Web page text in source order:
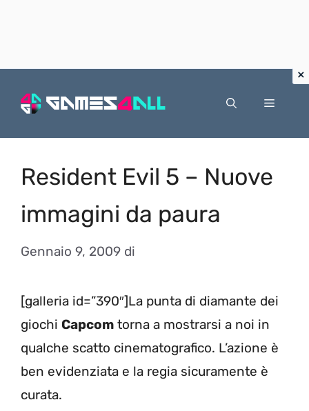
Menu
Resident Evil 5 – Nuove
immagini da paura
Gennaio 9, 2009 di
[galleria id=”390″]La punta di diamante dei
giochi Capcom torna a mostrarsi a noi in
qualche scatto cinematografico. L’azione è
ben evidenziata e la regia sicuramente è
curata.